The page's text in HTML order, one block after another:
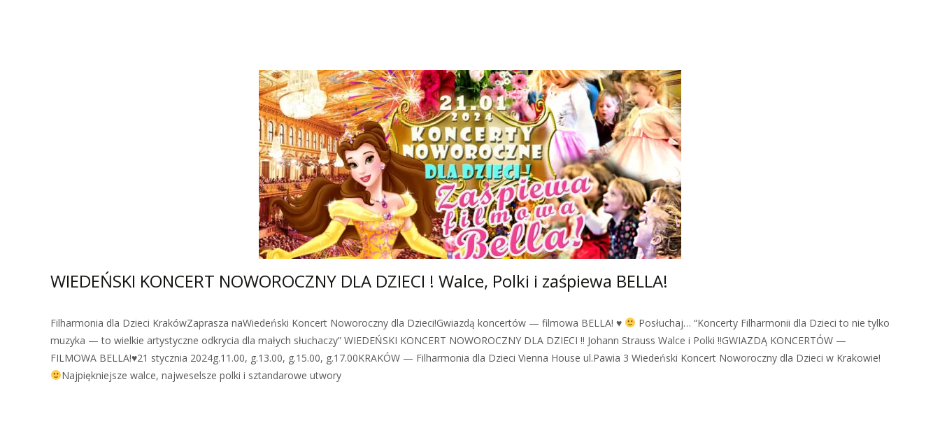
WIEDEŃSKI KONCERT NOWOROCZNY DLA DZIECI ! Walce, Polki i zaśpiewa BELLA!
Filharmonia dla Dzieci KrakówZaprasza naWiedeński Koncert Noworoczny dla Dzieci!Gwiazdą koncertów — filmowa BELLA! ♥
Posłuchaj… “Koncerty Filharmonii dla Dzieci to nie tylko
muzyka — to wielkie artystyczne odkrycia dla małych słuchaczy” WIEDEŃSKI KONCERT NOWOROCZNY DLA DZIECI !! Johann Strauss Walce i Polki !!GWIAZDĄ KONCERTÓW —
FILMOWA BELLA!♥21 stycznia 2024g.11.00, g.13.00, g.15.00, g.17.00KRAKÓW — Filharmonia dla Dzieci Vienna House ul.Pawia 3 Wiedeński Koncert Noworoczny dla Dzieci w Krakowie!
Najpiękniejsze walce, najweselsze polki i sztandarowe utwory